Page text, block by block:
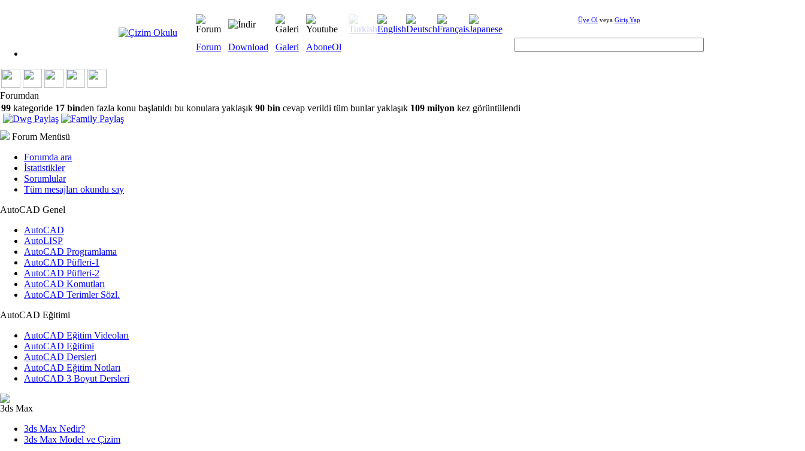
Forum Download Galeri AboneOl
Üye Ol veya Giriş Yap
Forumdan
99 kategoride 17 binden fazla konu başlatıldı bu konulara yaklaşık 90 bin cevap verildi tüm bunlar yaklaşık 109 milyon kez görüntülendi
Forum Menüsü
Forumda ara
İstatistikler
Sorumlular
Tüm mesajları okundu say
AutoCAD Genel
AutoCAD
AutoLISP
AutoCAD Programlama
AutoCAD Püfleri-1
AutoCAD Püfleri-2
AutoCAD Komutları
AutoCAD Terimler Sözl.
AutoCAD Eğitimi
AutoCAD Eğitim Videoları
AutoCAD Eğitimi
AutoCAD Dersleri
AutoCAD Eğitim Notları
AutoCAD 3 Boyut Dersleri
3ds Max
3ds Max Nedir?
3ds Max Model ve Çizim